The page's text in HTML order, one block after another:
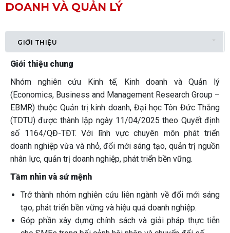
DOANH VÀ QUẢN LÝ
Tab chính
GIỚI THIỆU
Giới thiệu chung
Nhóm nghiên cứu Kinh tế, Kinh doanh và Quản lý
(Economics, Business and Management Research Group –
EBMR) thuộc Quản trị kinh doanh, Đại học Tôn Đức Thắng
(TDTU) được thành lập ngày 11/04/2025 theo Quyết định
số 1164/QĐ-TĐT. Với lĩnh vực chuyên môn phát triển
doanh nghiệp vừa và nhỏ, đổi mới sáng tạo, quản trị nguồn
nhân lực, quản trị doanh nghiệp, phát triển bền vững.
Tầm nhìn và sứ mệnh
Trở thành nhóm nghiên cứu liên ngành về đổi mới sáng
tạo, phát triển bền vững và hiệu quả doanh nghiệp.
Góp phần xây dựng chính sách và giải pháp thực tiễn